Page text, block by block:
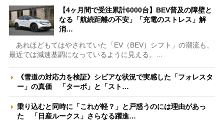
【4ヶ月間で受注累計6000台】BEV普及の障壁と
なる「航続距離の不安」「充電のストレス」解
消…
あれほどもてはやされていた「EV（BEV）シフト」の潮流も、
最近では減速基調になっているように見える。…
《雪道の対応力を検証》シビアな状況で実感した「フォレスタ
ー」の真価 「ターボ」と「スト…
乗り込むと同時に「これが軽？」と戸惑うのには理由があっ
た 「日産ルークス」さらなる躍進…